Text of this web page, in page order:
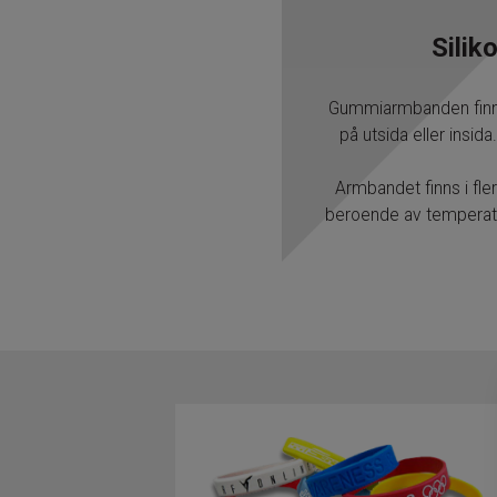
Gummiarmbanden
på utsida eller
Armbandet finns i
beroende av